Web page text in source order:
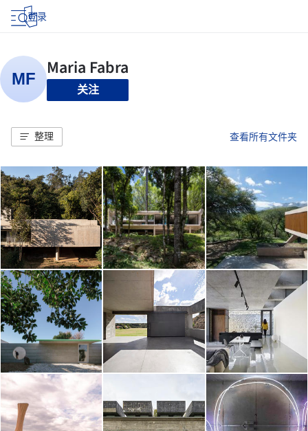
登录
关注
整理 查看所有文件夹